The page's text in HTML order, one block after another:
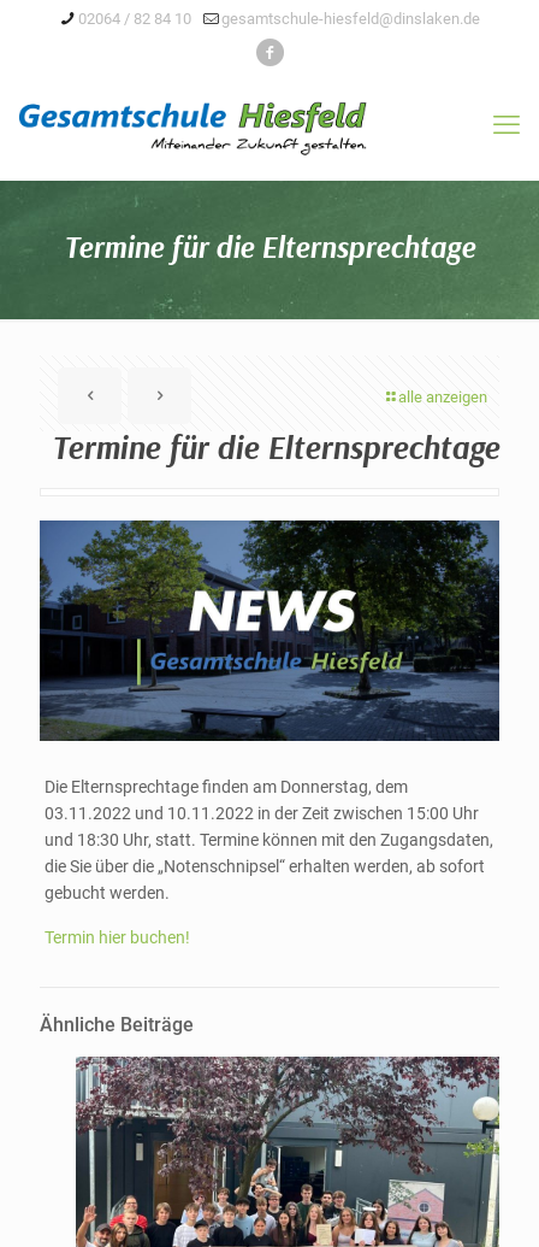
02064 / 82 84 10 gesamtschule-hiesfeld@dinslaken.de
Termine für die Elternsprechtage
alle anzeigen
Termine für die Elternsprechtage
Die Elternsprechtage finden am Donnerstag, dem
03.11.2022 und 10.11.2022 in der Zeit zwischen 15:00 Uhr
und 18:30 Uhr, statt. Termine können mit den Zugangsdaten,
die Sie über die „Notenschnipsel“ erhalten werden, ab sofort
gebucht werden.
Termin hier buchen!
Ähnliche Beiträge